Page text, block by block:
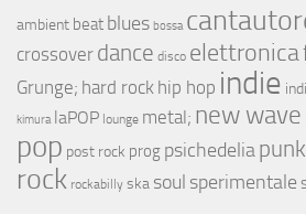
ambient beat blues bossa
crossover dance disco elettronica
Grunge; hard rock hip hop indie
kimura laPOP lounge metal; new wave
pop post rock prog psichedeliapunk
rock rockabilly ska soul sperimentale